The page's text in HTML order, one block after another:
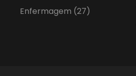
Enfermagem (27)